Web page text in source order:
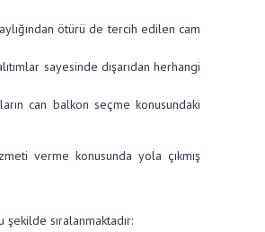
ötürü de tercih edilen cam
sayesinde dışarıdan herhangi
can balkon seçme konusundaki
verme konusunda yola çıkmış
sıralanmaktadır: